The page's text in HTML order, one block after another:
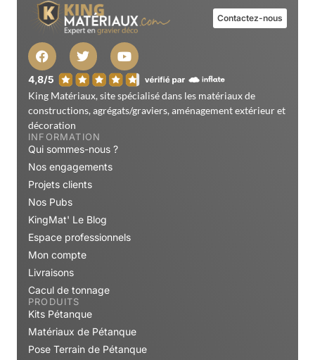
Contactez-nous
King Matériaux, site spécialisé dans les matériaux de
constructions, agrégats/graviers, aménagement extérieur et
décoration
INFORMATION
Qui sommes-nous ?
Nos engagements
Projets clients
Nos Pubs
KingMat' Le Blog
Espace professionnels
Mon compte
Livraisons
Cacul de tonnage
PRODUITS
Kits Pétanque
Matériaux de Pétanque
Pose Terrain de Pétanque